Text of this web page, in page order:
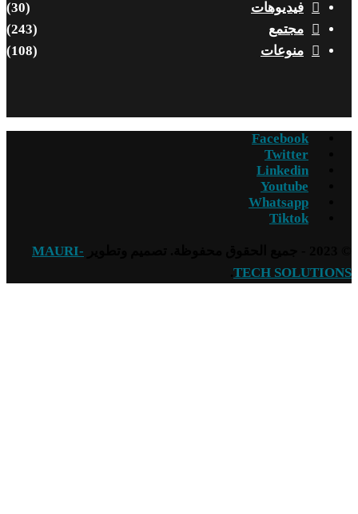
فيديوهات
(30)
مجتمع
(243)
منوعات
(108)
Facebook
Twitter
Linkedin
Youtube
Whatsapp
Tiktok
MAURI-
TECH SOLUTIONS